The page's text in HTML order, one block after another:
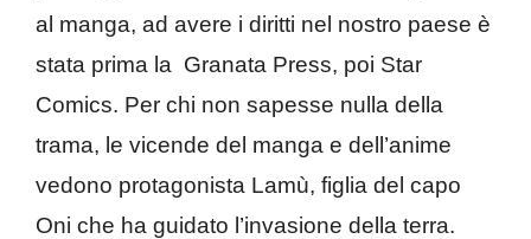
al manga, ad avere i diritti nel nostro paese è
stata prima la Granata Press, poi Star
Comics. Per chi non sapesse nulla della
trama, le vicende del manga e dell’anime
vedono protagonista Lamù, figlia del capo
Oni che ha guidato l’invasione della terra.